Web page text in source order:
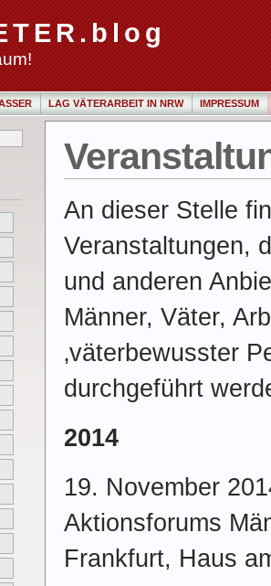
LAG VÄTERARBEIT IN NRW IMPRESSUM
An dieser Stelle
Veranstaltungen,
und anderen
Männer, Väter,
‚väterbewusster
durchgeführt
2014
19. November
Aktionsforums
Frankfurt, Haus